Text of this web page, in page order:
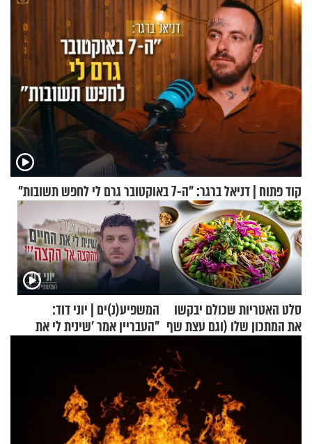
קוד פתוח | דניאל ברגר: "ה-7 באוקטובר גרם לי לחפש תשובות"
סלט האטריות שכולם יבקשו
את המתכון שלו (וגם עצת שף
המשפיע(נ)ים | יוני דוד:
"העבריין אמר 'שינית לי את